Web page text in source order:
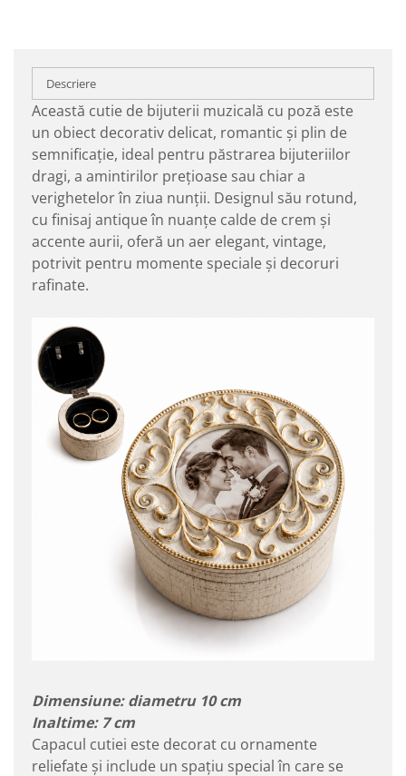
Descriere
Această cutie de bijuterii muzicală cu poză este
un obiect decorativ delicat, romantic și plin de
semnificație, ideal pentru păstrarea bijuteriilor
dragi, a amintirilor prețioase sau chiar a
verighetelor în ziua nunții. Designul său rotund,
cu finisaj antique în nuanțe calde de crem și
accente aurii, oferă un aer elegant, vintage,
potrivit pentru momente speciale și decoruri
rafinate.
Dimensiune: diametru 10 cm
Inaltime: 7 cm
Capacul cutiei este decorat cu ornamente
reliefate și include un spațiu special în care se